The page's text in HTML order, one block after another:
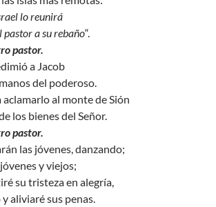
lo reunirá
a su rebaño“.
pastor.
a Jacob
del poderoso.
al monte de Sión
los bienes del Señor.
pastor.
las jóvenes, danzando;
y viejos;
su tristeza en alegría,
aliviaré sus penas.